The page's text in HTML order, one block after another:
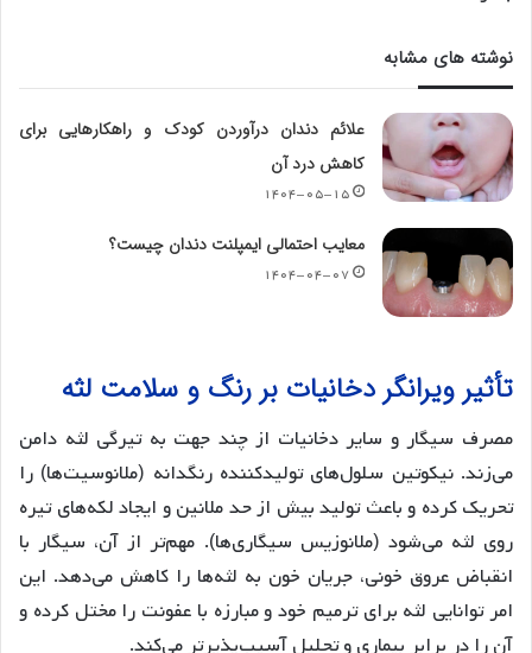
نوشته های مشابه
علائم دندان درآوردن کودک و راهکارهایی برای
کاهش درد آن
۱۴۰۴-۰۵-۱۵
معایب احتمالی ایمپلنت دندان چیست؟
۱۴۰۴-۰۴-۰۷
تأثیر ویرانگر دخانیات بر رنگ و سلامت لثه
مصرف سیگار و سایر دخانیات از چند جهت به تیرگی لثه دامن
می‌زند. نیکوتین سلول‌های تولیدکننده رنگدانه (ملانوسیت‌ها) را
تحریک کرده و باعث تولید بیش از حد ملانین و ایجاد لکه‌های تیره
روی لثه می‌شود (ملانوزیس سیگاری‌ها). مهم‌تر از آن، سیگار با
انقباض عروق خونی، جریان خون به لثه‌ها را کاهش می‌دهد. این
امر توانایی لثه برای ترمیم خود و مبارزه با عفونت را مختل کرده و
آن را در برابر بیماری و تحلیل آسیب‌پذیرتر می‌کند.